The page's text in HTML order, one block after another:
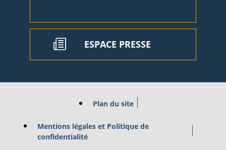
ESPACE PRESSE
Plan du site
Mentions légales et Politique de
confidentialité